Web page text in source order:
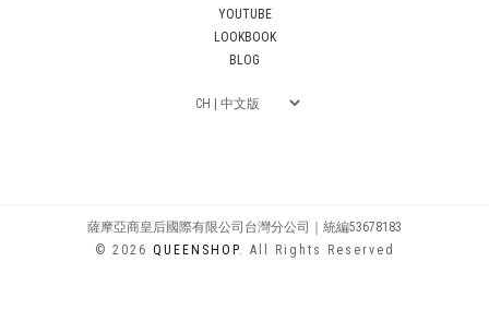
YOUTUBE
LOOKBOOK
BLOG
薩摩亞商皇后國際有限公司台灣分公司｜統編53678183
© 2026 QUEENSHOP. All Rights Reserved